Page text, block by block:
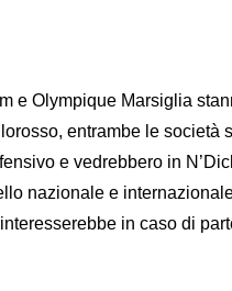
e Olympique Marsiglia
entrambe le società
e vedrebbero in
nazionale e
in caso di